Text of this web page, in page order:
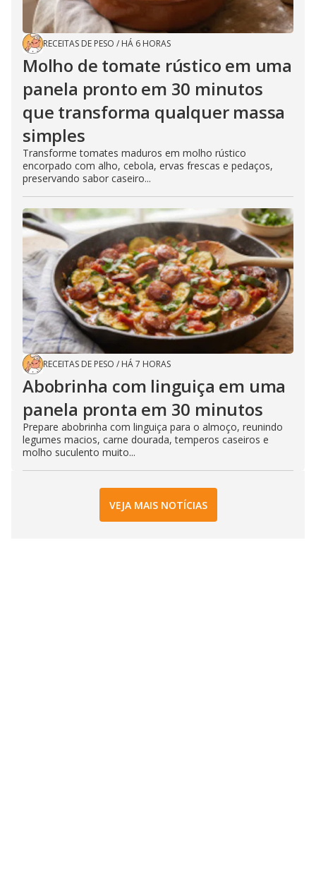
RECEITAS DE PESO / HÁ 6 HORAS
Molho de tomate rústico em uma
panela pronto em 30 minutos
que transforma qualquer massa
simples
Transforme tomates maduros em molho rústico
encorpado com alho, cebola, ervas frescas e pedaços,
preservando sabor caseiro...
RECEITAS DE PESO / HÁ 7 HORAS
Abobrinha com linguiça em uma
panela pronta em 30 minutos
Prepare abobrinha com linguiça para o almoço, reunindo
legumes macios, carne dourada, temperos caseiros e
molho suculento muito...
VEJA MAIS NOTÍCIAS